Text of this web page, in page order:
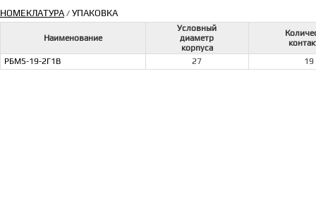
НОМЕКЛАТУРА/ УПАКОВКА
Наименование
Условный
диаметр
корпуса
РБМ5-19-2Г1В
27 19